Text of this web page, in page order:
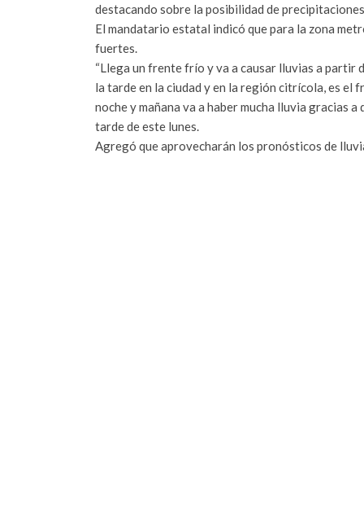
destacando sobre la posibilidad de
El mandatario estatal indicó que para la zona
fuertes.
“Llega un frente frío y va a causar lluvias a partir
la tarde en la ciudad y en la región citrícola, es el
noche y mañana va a haber mucha lluvia gracias
tarde de este lunes.
Agregó que aprovecharán los pronósticos de